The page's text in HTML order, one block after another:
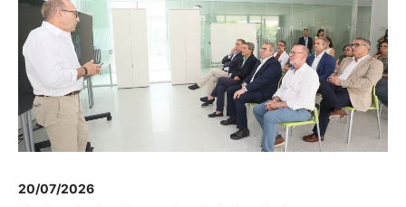
20/07/2026